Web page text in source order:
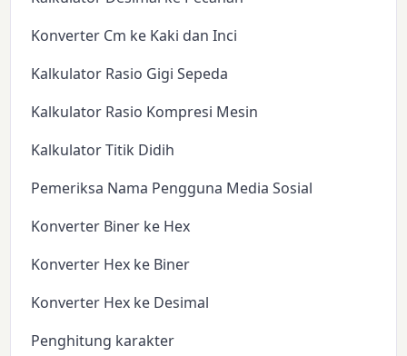
Konverter Cm ke Kaki dan Inci
Kalkulator Rasio Gigi Sepeda
Kalkulator Rasio Kompresi Mesin
Kalkulator Titik Didih
Pemeriksa Nama Pengguna Media Sosial
Konverter Biner ke Hex
Konverter Hex ke Biner
Konverter Hex ke Desimal
Penghitung karakter